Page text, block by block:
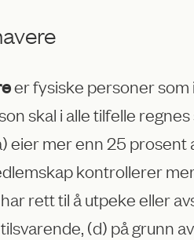
er fysiske personer
skal i alle tilfelle
eier mer enn 25
kontrollerer
rett til å utpeke eller
(d) på grunn